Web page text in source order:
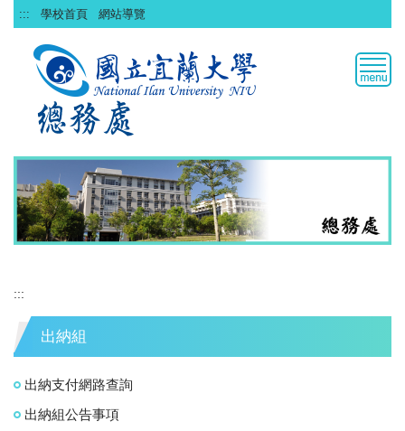
跳
到
::: 學校首頁 網站導覽
:::
出納組
出納支付網路查詢
出納組公告事項